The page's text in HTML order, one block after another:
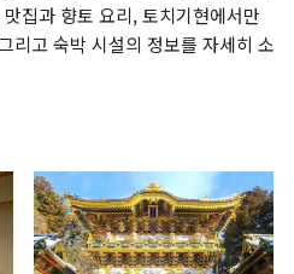
집과 향토 요리, 토치기현에서만
리고 숙박 시설의 정보를 자세히 소